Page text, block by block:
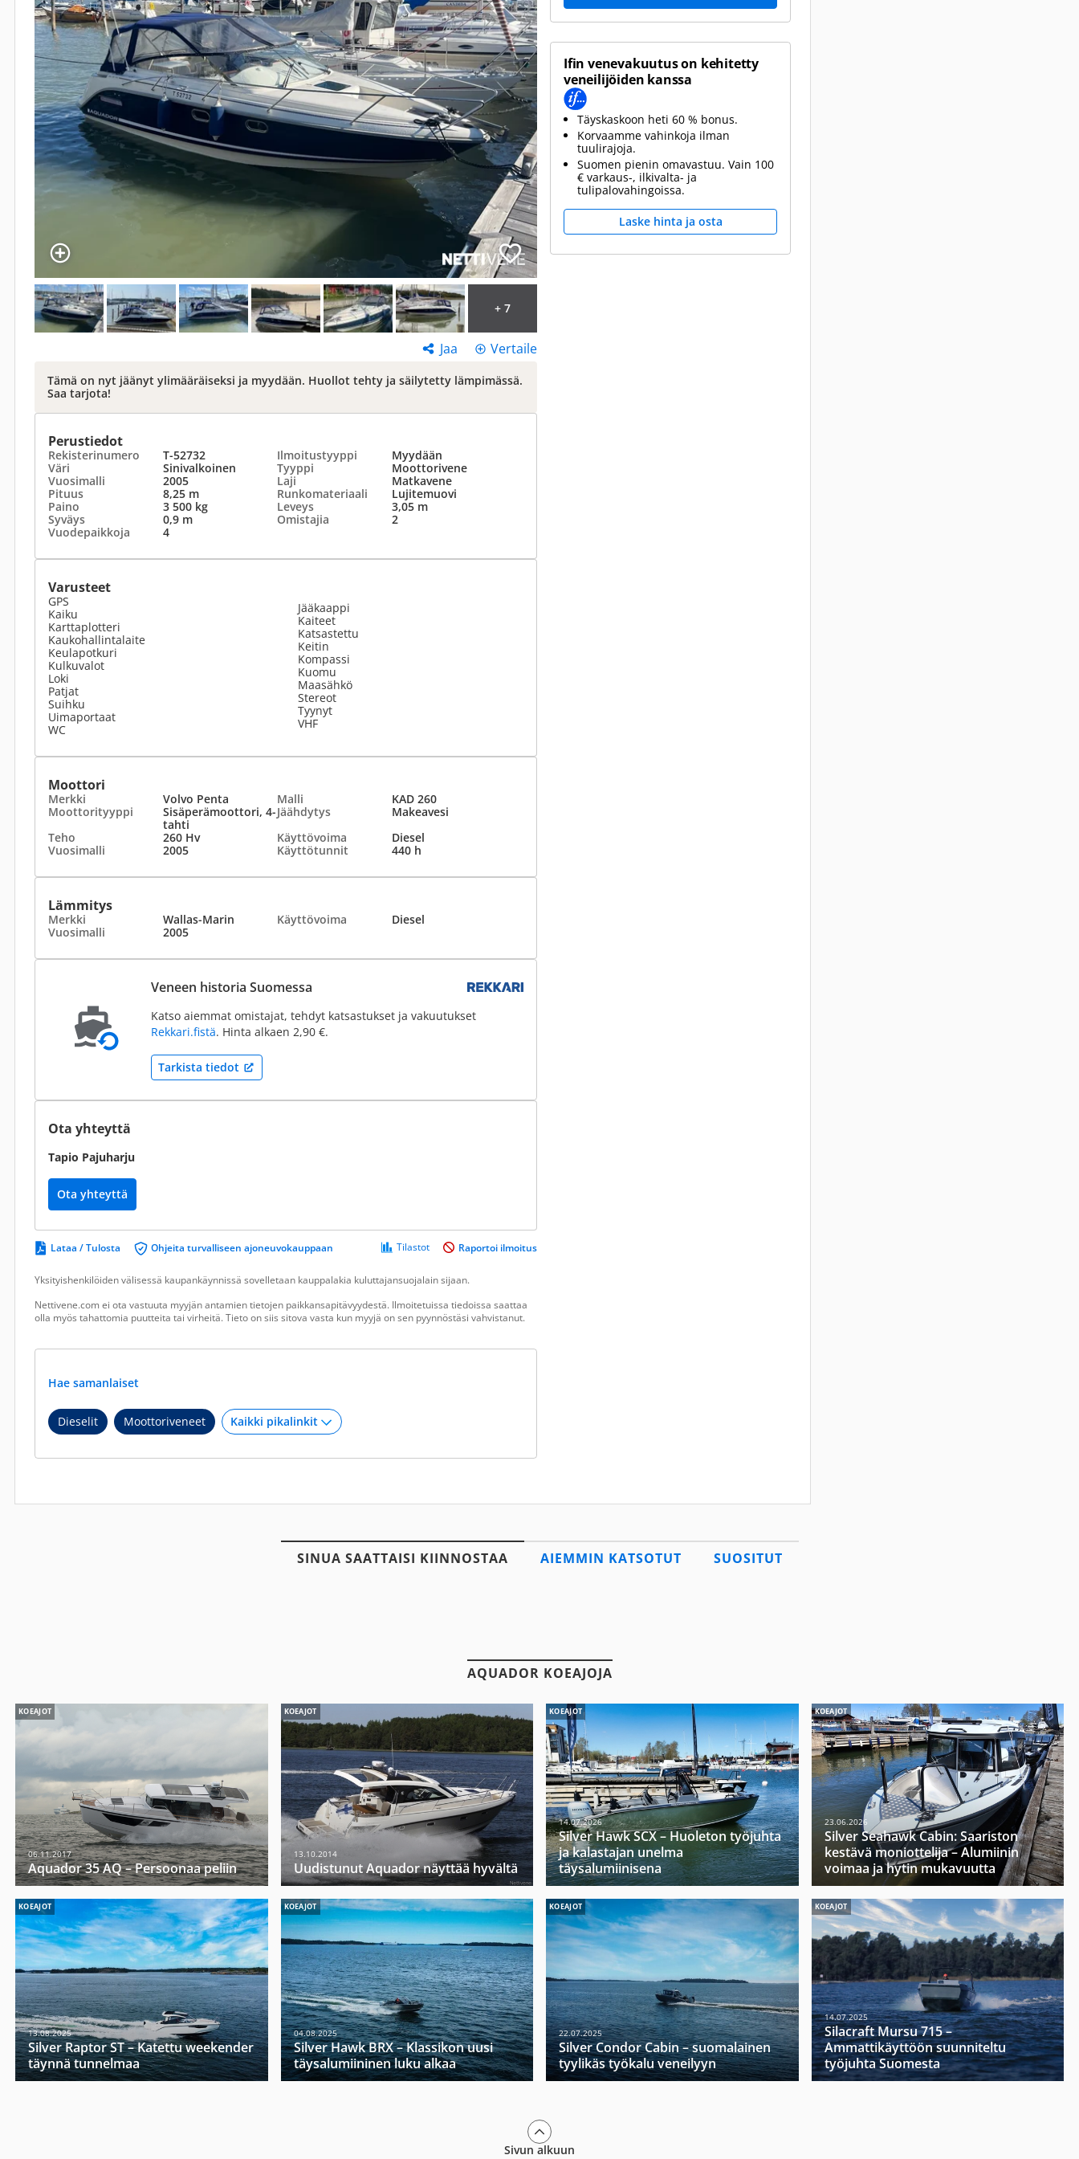
+ 7
Jaa Vertaile
Tämä on nyt jäänyt ylimääräiseksi ja myydään. Huollot tehty ja säilytetty lämpimässä.
Saa tarjota!
Perustiedot
Rekisterinumero T-52732 Ilmoitustyyppi
Myydään
Väri
Sinivalkoinen Tyyppi
Moottorivene
Vuosimalli
2005 Laji
Matkavene
Pituus
8,25 m Runkomateriaali
Lujitemuovi
Paino
3 500 kg Leveys
3,05 m
Syväys
0,9 m Omistajia
2
Vuodepaikkoja
4
Varusteet
GPS
Kaiku
Karttaplotteri
Kaukohallintalaite
Keulapotkuri
Kulkuvalot
Loki
Patjat
Suihku
Uimaportaat
WC
Jääkaappi
Kaiteet
Katsastettu
Keitin
Kompassi
Kuomu
Maasähkö
Stereot
Tyynyt
VHF
Moottori
Merkki Volvo Penta Malli
KAD 260
Moottorityyppi
Sisäperämoottori, 4-
tahti
Jäähdytys
Makeavesi
Teho
260 Hv Käyttövoima
Diesel
Vuosimalli
2005 Käyttötunnit 440 h
Lämmitys
Merkki Wallas-Marin Käyttövoima
Diesel
Vuosimalli
2005
Veneen historia Suomessa
Katso aiemmat omistajat, tehdyt katsastukset ja vakuutukset
Rekkari.fistä. Hinta alkaen 2,90 €.
Tarkista tiedot
Ota yhteyttä
Tapio Pajuharju
Ota yhteyttä
Lataa / Tulosta Ohjeita turvalliseen ajoneuvokauppaan Tilastot Raportoi ilmoitus
Yksityishenkilöiden välisessä kaupankäynnissä sovelletaan kauppalakia kuluttajansuojalain sijaan.
Nettivene.com ei ota vastuuta myyjän antamien tietojen paikkansapitävyydestä. Ilmoitetuissa tiedoissa saattaa
olla myös tahattomia puutteita tai virheitä. Tieto on siis sitova vasta kun myyjä on sen pyynnöstäsi vahvistanut.
Hae samanlaiset
Dieselit Moottoriveneet
Ifin venevakuutus on kehitetty
veneilijöiden kanssa
Täyskaskoon heti 60 % bonus.
Korvaamme vahinkoja ilman
tuulirajoja.
Suomen pienin omavastuu. Vain 100
€ varkaus-, ilkivalta- ja
tulipalovahingoissa.
Laske hinta ja osta
SINUA SAATTAISI KIINNOSTAA AIEMMIN KATSOTUT SUOSITUT
AQUADOR KOEAJOJA
KOEAJOT
06.11.2017
Aquador 35 AQ – Persoonaa peliin
KOEAJOT
13.10.2014
Uudistunut Aquador näyttää hyvältä
KOEAJOT
14.07.2026
Silver Hawk SCX – Huoleton työjuhta
ja kalastajan unelma
täysalumiinisena
KOEAJOT
23.06.2026
Silver Seahawk Cabin: Saariston
kestävä moniottelija – Alumiinin
voimaa ja hytin mukavuutta
KOEAJOT
13.08.2025
Silver Raptor ST – Katettu weekender
täynnä tunnelmaa
KOEAJOT
04.08.2025
Silver Hawk BRX – Klassikon uusi
täysalumiininen luku alkaa
KOEAJOT
22.07.2025
Silver Condor Cabin – suomalainen
tyylikäs työkalu veneilyyn
KOEAJOT
14.07.2025
Silacraft Mursu 715 –
Ammattikäyttöön suunniteltu
työjuhta Suomesta
Sivun alkuun